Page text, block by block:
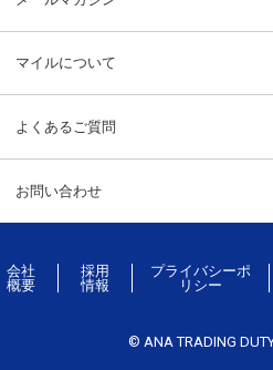
マイルについて
よくあるご質問
お問い合わせ
会社
概要
採用
情報
プライバシーポ
リシー
© ANA TRADING DUTY